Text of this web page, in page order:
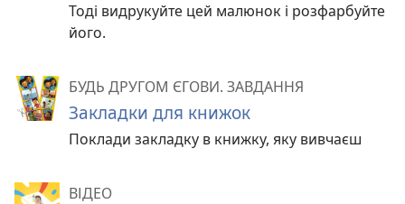
Тоді видрукуйте цей малюнок і розфарбуйте
його.
БУДЬ ДРУГОМ ЄГОВИ. ЗАВДАННЯ
Закладки для книжок
Поклади закладку в книжку, яку вивчаєш
ВІДЕО